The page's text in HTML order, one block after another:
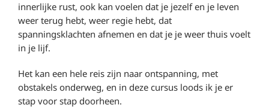
innerlijke rust, ook kan voelen dat je jezelf en je leven
weer terug hebt, weer regie hebt, dat
spanningsklachten afnemen en dat je je weer thuis voelt
in je lijf.
Het kan een hele reis zijn naar ontspanning, met
obstakels onderweg, en in deze cursus loods ik je er
stap voor stap doorheen.